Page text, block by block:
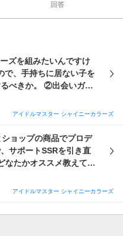
回答
ズを組みたいんですけ
で、手持ちに居ない子を
べきか。 ②出会いガチ
す。 出会いガチャに関
、戦力的に楽になるな
アイドルマスター シャイニーカラーズ
ョップの商品でプロデ
サポートSSRを引き直
なたかオススメ教えてほ
ある程度するつもりで
アイドルマスター シャイニーカラーズ